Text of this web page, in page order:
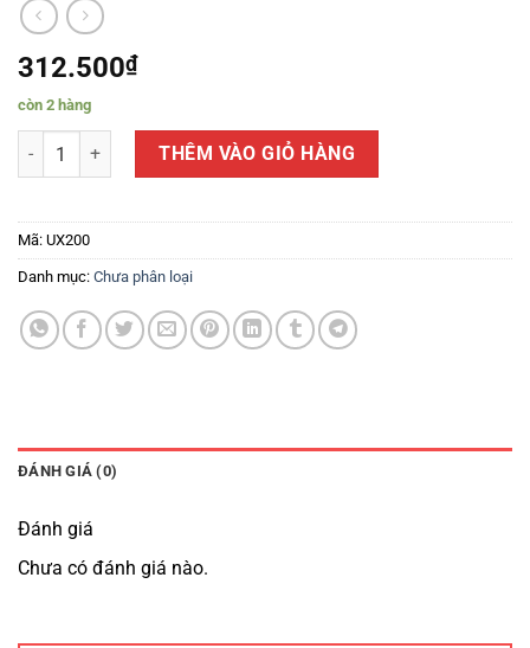
312.500₫
còn 2 hàng
Tản Nhiệt CPU Thermaltake UX 200 ARGB số lượng
THÊM VÀO GIỎ HÀNG
Mã: UX200
Danh mục: Chưa phân loại
ĐÁNH GIÁ (0)
Đánh giá
Chưa có đánh giá nào.